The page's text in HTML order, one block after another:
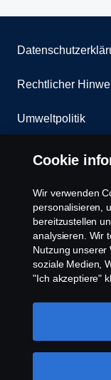
Rechtlicher
Umweltpolitik
Whistleblowing
Kontakt
Cookies Politik
Cookie
© Copyright Scania
Cookie
Wir verwenden
personalisieren,
bereitzustellen
analysieren. Wir
Nutzung unserer
soziale Medien,
"Ich akzeptiere"
Informationen
Cookies auch